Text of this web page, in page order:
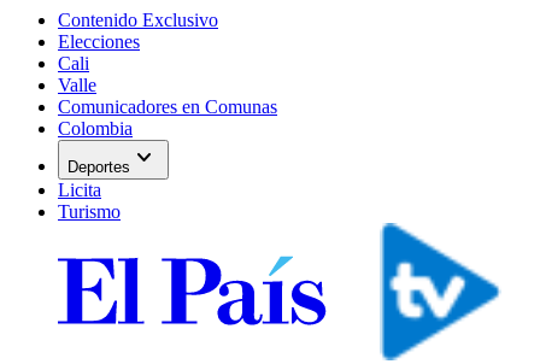
Contenido Exclusivo
Elecciones
Cali
Valle
Comunicadores en Comunas
Colombia
Deportes expand_more
Licita
Turismo